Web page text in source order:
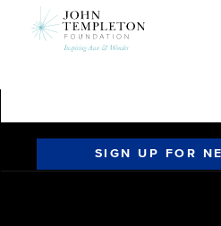
SIGN UP FOR